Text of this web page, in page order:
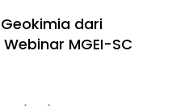
dari
MGEI-SC